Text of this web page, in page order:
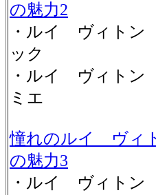
の魅力2
・ルイ ヴィト
ック
・ルイ ヴィト
ミエ
憧れのルイ ヴィ
の魅力3
・ルイ ヴィト